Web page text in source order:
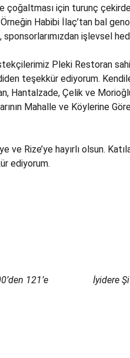
için turunç
Habibi İlaç’tan bal
sponsorlarımızdan işlevsel
Pleki Restoran
teşekkür ediyorum.
Hantalzade, Çelik ve
Mahalle ve Köylerine
ve Rize’ye hayırlı olsun.
ediyorum.
121’e
İyidere